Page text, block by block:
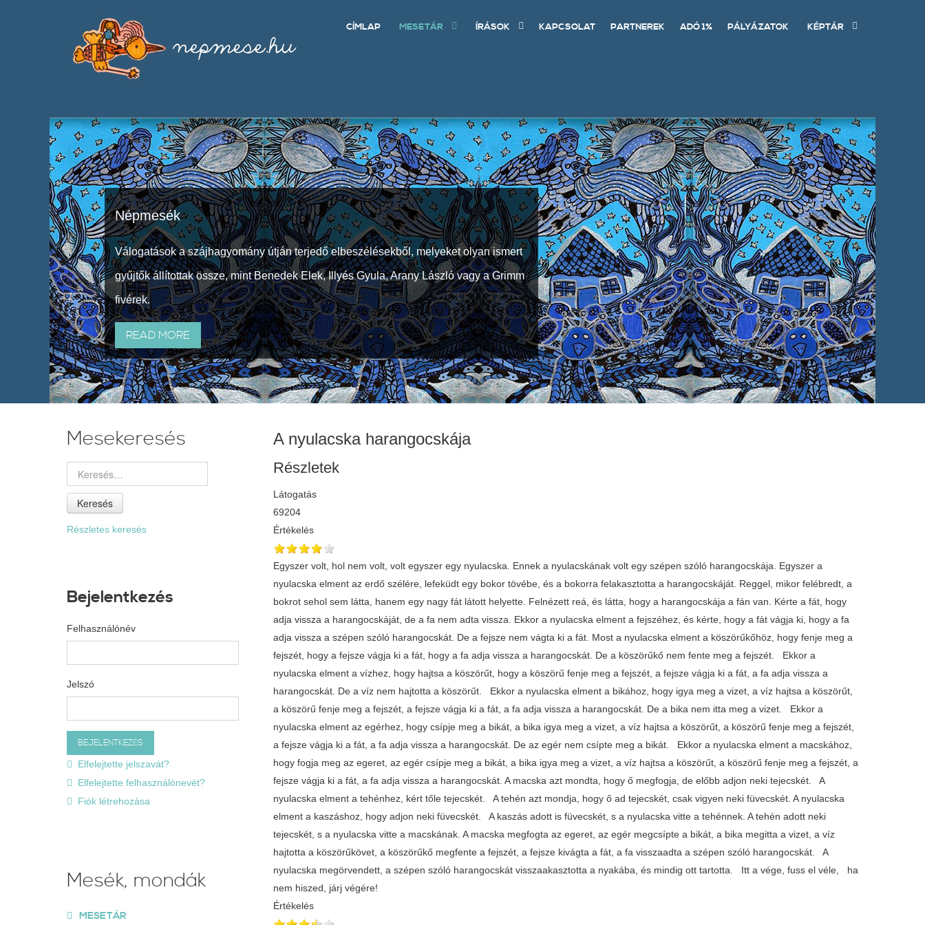
CÍMLAP MESETÁR ÍRÁSOK KAPCSOLAT PARTNEREK ADÓ 1% PÁLYÁZATOK KÉPTÁR
Népmesék
Válogatások a szájhagyomány útján terjedő elbeszélésekből, melyeket olyan ismert
gyűjtők állítottak össze, mint Benedek Elek, Illyés Gyula, Arany László vagy a Grimm
fivérek.
READ MORE
A nyulacska harangocskája
Részletek
Látogatás
69204
Értékelés
Egyszer volt, hol nem volt, volt egyszer egy nyulacska. Ennek a nyulacskának volt egy szépen szóló harangocskája. Egyszer a
nyulacska elment az erdő szélére, lefeküdt egy bokor tövébe, és a bokorra felakasztotta a harangocskáját. Reggel, mikor felébredt, a
bokrot sehol sem látta, hanem egy nagy fát látott helyette. Felnézett reá, és látta, hogy a harangocskája a fán van. Kérte a fát, hogy
adja vissza a harangocskáját, de a fa nem adta vissza. Ekkor a nyulacska elment a fejszéhez, és kérte, hogy a fát vágja ki, hogy a fa
adja vissza a szépen szóló harangocskát. De a fejsze nem vágta ki a fát. Most a nyulacska elment a köszörűkőhöz, hogy fenje meg a
fejszét, hogy a fejsze vágja ki a fát, hogy a fa adja vissza a harangocskát. De a köszörűkő nem fente meg a fejszét. Ekkor a
nyulacska elment a vízhez, hogy hajtsa a köszörűt, hogy a köszörű fenje meg a fejszét, a fejsze vágja ki a fát, a fa adja vissza a
harangocskát. De a víz nem hajtotta a köszörűt. Ekkor a nyulacska elment a bikához, hogy igya meg a vizet, a víz hajtsa a köszörűt,
a köszörű fenje meg a fejszét, a fejsze vágja ki a fát, a fa adja vissza a harangocskát. De a bika nem itta meg a vizet. Ekkor a
nyulacska elment az egérhez, hogy csípje meg a bikát, a bika igya meg a vizet, a víz hajtsa a köszörűt, a köszörű fenje meg a fejszét,
a fejsze vágja ki a fát, a fa adja vissza a harangocskát. De az egér nem csípte meg a bikát. Ekkor a nyulacska elment a macskához,
hogy fogja meg az egeret, az egér csípje meg a bikát, a bika igya meg a vizet, a víz hajtsa a köszörűt, a köszörű fenje meg a fejszét, a
fejsze vágja ki a fát, a fa adja vissza a harangocskát. A macska azt mondta, hogy ő megfogja, de előbb adjon neki tejecskét. A
nyulacska elment a tehénhez, kért tőle tejecskét. A tehén azt mondja, hogy ő ad tejecskét, csak vigyen neki füvecskét. A nyulacska
elment a kaszáshoz, hogy adjon neki füvecskét. A kaszás adott is füvecskét, s a nyulacska vitte a tehénnek. A tehén adott neki
tejecskét, s a nyulacska vitte a macskának. A macska megfogta az egeret, az egér megcsípte a bikát, a bika megitta a vizet, a víz
hajtotta a köszörűkövet, a köszörűkő megfente a fejszét, a fejsze kivágta a fát, a fa visszaadta a szépen szóló harangocskát. A
nyulacska megörvendett, a szépen szóló harangocskát visszaakasztotta a nyakába, és mindig ott tartotta. Itt a vége, fuss el véle, ha
nem hiszed, járj végére!
Értékelés
Mesekeresés
Keresés
Részletes keresés
Bejelentkezés
Felhasználónév
Jelszó
Elfelejtette jelszavát?
Elfelejtette felhasználónevét?
Fiók létrehozása
Mesék, mondák
MESETÁR